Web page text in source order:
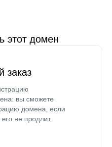
этот домен
заказ
вы сможете
домена, если
не продлит.